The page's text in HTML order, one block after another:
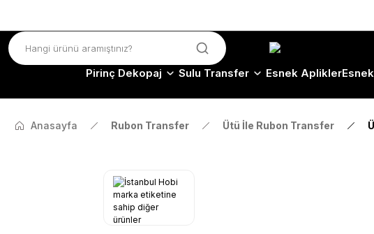
Pirinç Dekopaj Sulu Transfer Esnek Aplikler
Anasayfa Rubon Transfer Ütü İle Rubon Transfer